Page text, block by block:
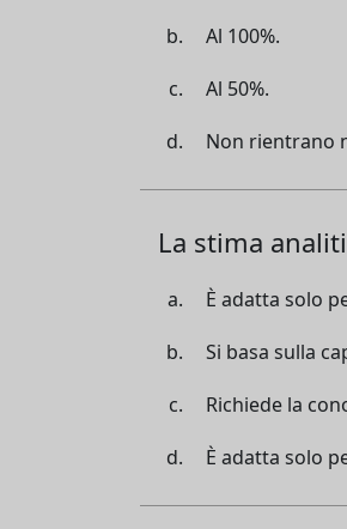
Al 100%.
Al 50%.
Non rientrano
La stima
È adatta solo
Si basa sulla
Richiede la
È adatta solo